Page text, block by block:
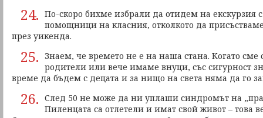
24. По-скоро бихме избрали да отидем на екскурзия с
помощници на класния, отколкото да
през уикенда.
25. Знаем, че времето не е на наша стана. Когато сме
родители или вече имаме внуци, със сигурност
време да бъдем с децата и за нищо на света няма да го
26. След 50 не може да ни уплаши синдромът на
Пиленцата са отлетели и имат свой живот – това